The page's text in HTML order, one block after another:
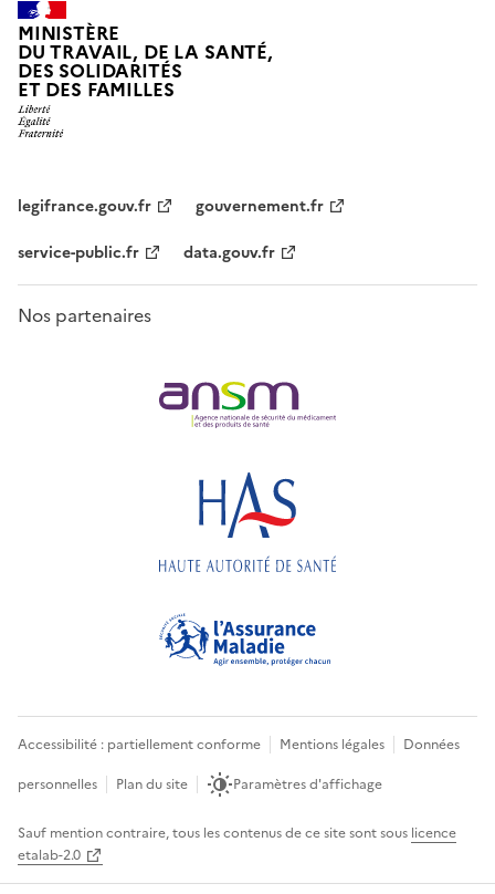
MINISTÈRE
DU TRAVAIL, DE LA SANTÉ,
DES SOLIDARITÉS
ET DES FAMILLES
legifrance.gouv.fr
gouvernement.fr
service-public.fr
data.gouv.fr
Nos partenaires
Accessibilité : partiellement conforme Mentions légales
Données
personnelles
Plan du site Paramètres d'affichage
Sauf mention contraire, tous les contenus de ce site sont sous licence
etalab-2.0